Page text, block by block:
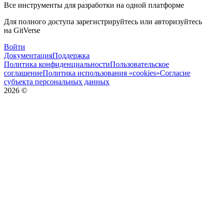
Все инструменты для разработки на одной платформе
Для полного доступа зарегистрируйтесь или авторизуйтесь
на GitVerse
Войти
ДокументацияПоддержка
Политика конфиденциальностиПользовательское
соглашениеПолитика использования «cookies»Согласие
субъекта персональных данных
2026 ©